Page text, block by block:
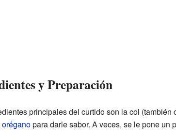
y Preparación
principales del curtido son la col (también
oréganopara darle sabor. A veces, se le pone un